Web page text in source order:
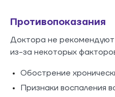
Противопоказания
Доктора не рекомендуют
из-за некоторых
Обострение
Признаки воспаления